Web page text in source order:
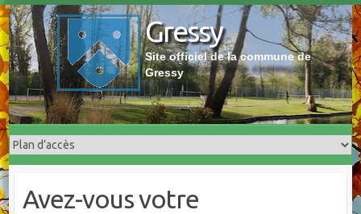
Skip
to
content
Gressy
Site officiel de la commune de
Gressy
Avez-vous votre